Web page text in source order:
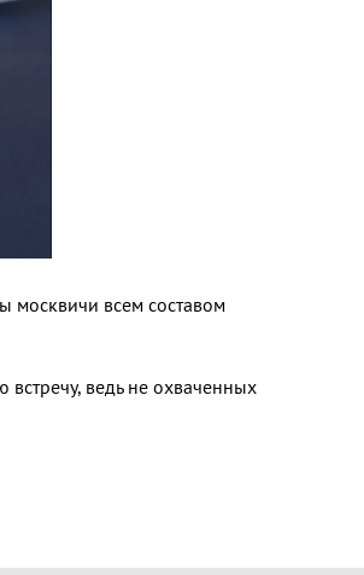
москвичи всем составом
ведь не охваченных